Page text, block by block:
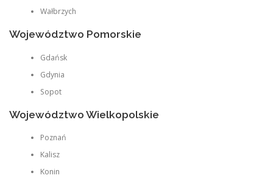
Wałbrzych
Województwo Pomorskie
Gdańsk
Gdynia
Sopot
Województwo Wielkopolskie
Poznań
Kalisz
Konin